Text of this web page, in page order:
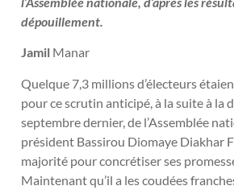
dépouillement.
Jamil Manar
Quelque 7,3 millions d’électeurs
pour ce scrutin anticipé, à la suite à la
septembre dernier, de l’Assemblée
président Bassirou Diomaye Diakhar
majorité pour concrétiser ses
Maintenant qu’il a les coudées